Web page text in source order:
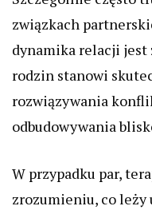
związkach
dynamika relacji jest
rodzin stanowi
rozwiązywania
odbudowywania
W przypadku par,
zrozumieniu, co leży